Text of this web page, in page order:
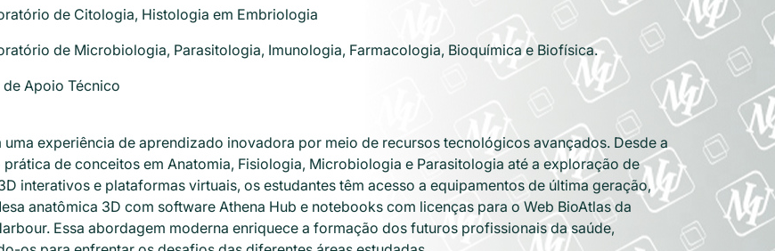
de Citologia, Histologia em Embriologia
de Microbiologia, Parasitologia, Imunologia, Farmacologia, Bioquímica e Biofísica.
de Apoio Técnico
uma experiência de aprendizado inovadora por meio de recursos tecnológicos avançados. Desde a
de conceitos em Anatomia, Fisiologia, Microbiologia e Parasitologia até a exploração de
interativos e plataformas virtuais, os estudantes têm acesso a equipamentos de última geração,
anatômica 3D com software Athena Hub e notebooks com licenças para o Web BioAtlas da
Essa abordagem moderna enriquece a formação dos futuros profissionais da saúde,